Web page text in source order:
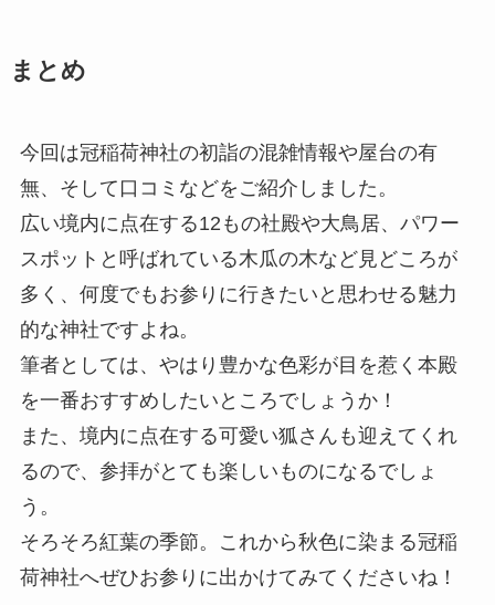
まとめ
今回は冠稲荷神社の初詣の混雑情報や屋台の有
無、そして口コミなどをご紹介しました。
広い境内に点在する12もの社殿や大鳥居、パワー
スポットと呼ばれている木瓜の木など見どころが
多く、何度でもお参りに行きたいと思わせる魅力
的な神社ですよね。
筆者としては、やはり豊かな色彩が目を惹く本殿
を一番おすすめしたいところでしょうか！
また、境内に点在する可愛い狐さんも迎えてくれ
るので、参拝がとても楽しいものになるでしょ
う。
そろそろ紅葉の季節。これから秋色に染まる冠稲
荷神社へぜひお参りに出かけてみてくださいね！